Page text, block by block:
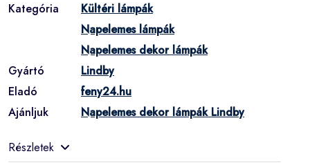
Kategória
Kültéri lámpák
Napelemes lámpák
Napelemes dekor lámpák
Gyártó
Lindby
Eladó
feny24.hu
Ajánljuk
Napelemes dekor lámpák Lindby
Részletek